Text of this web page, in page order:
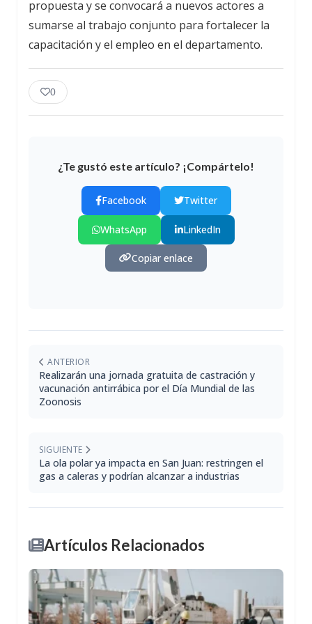
propuesta y se convocará a nuevos actores a
sumarse al trabajo conjunto para fortalecer la
capacitación y el empleo en el departamento.
0
¿Te gustó este artículo? ¡Compártelo!
Facebook Twitter
WhatsApp LinkedIn
Copiar enlace
ANTERIOR
Realizarán una jornada gratuita de castración y
vacunación antirrábica por el Día Mundial de las
Zoonosis
SIGUIENTE
La ola polar ya impacta en San Juan: restringen el
gas a caleras y podrían alcanzar a industrias
Artículos Relacionados